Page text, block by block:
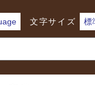
文字サイズ 標